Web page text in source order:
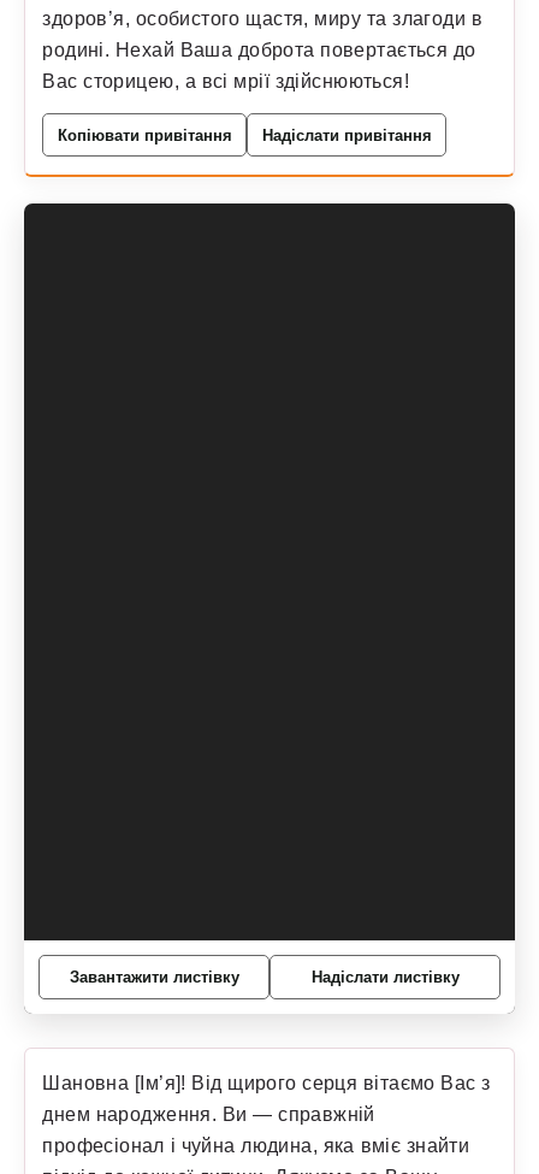
здоров’я, особистого щастя, миру та злагоди в
родині. Нехай Ваша доброта повертається до
Вас сторицею, а всі мрії здійснюються!
Копіювати привітання Надіслати привітання
Завантажити листівку Надіслати листівку
Шановна [Ім’я]! Від щирого серця вітаємо Вас з
днем народження. Ви — справжній
професіонал і чуйна людина, яка вміє знайти